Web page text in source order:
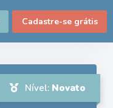
Cadastre-se grátis
Nível: Novato